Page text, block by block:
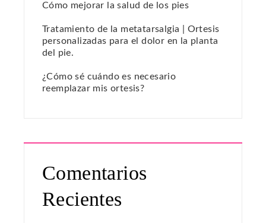
Cómo mejorar la salud de los pies
Tratamiento de la metatarsalgia | Ortesis
personalizadas para el dolor en la planta
del pie.
¿Cómo sé cuándo es necesario
reemplazar mis ortesis?
Comentarios
Recientes